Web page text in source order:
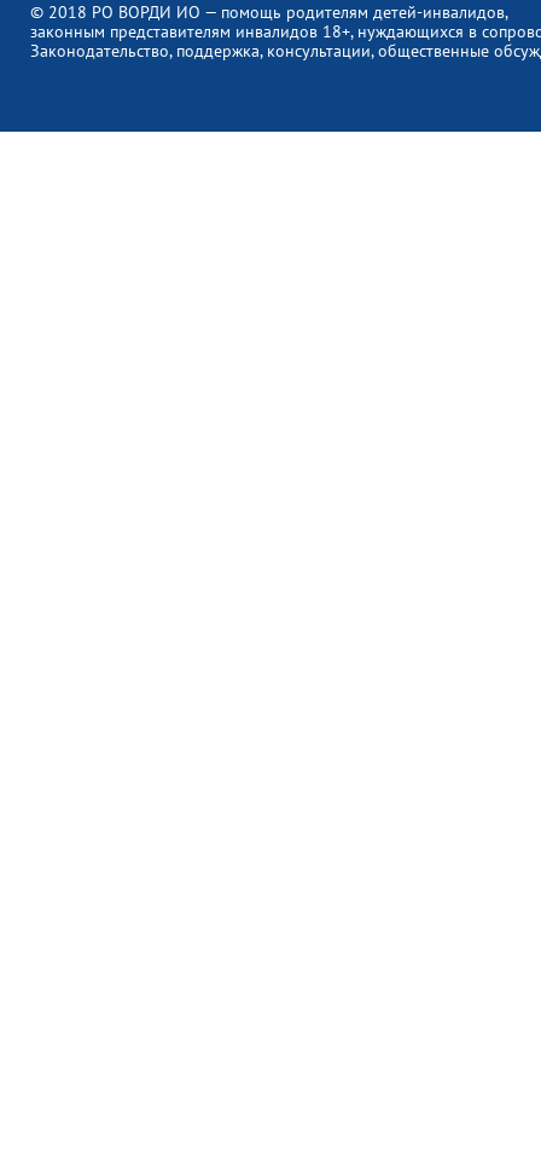
© 2018 РО ВОРДИ ИО — помощь родителям детей-инвалидов,
законным представителям инвалидов 18+, нуждающихся в
Законодательство, поддержка, консультации, общественные